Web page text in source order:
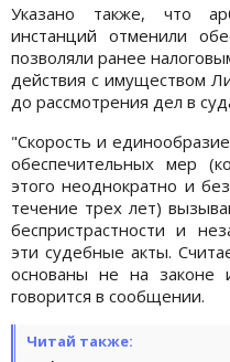
Указано также, что
инстанций отменили
позволяли ранее
действия с имуществом
до рассмотрения дел в
"Скорость и
обеспечительных мер
этого неоднократно и
течение трех лет)
беспристрастности и
эти судебные акты.
основаны не на законе
говорится в сообщении.
Читай также: